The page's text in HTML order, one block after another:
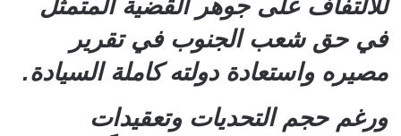
للالتفاف على جوهر القضية المتمثل
في حق شعب الجنوب في تقرير
مصيره واستعادة دولته كاملة السيادة.
ورغم حجم التحديات وتعقيدات